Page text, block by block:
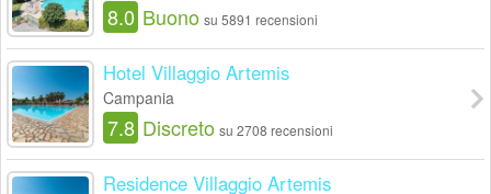
8.0 Buono su 5891 recensioni
Hotel Villaggio Artemis
Campania
7.8 Discreto su 2708 recensioni
Residence Villaggio Artemis